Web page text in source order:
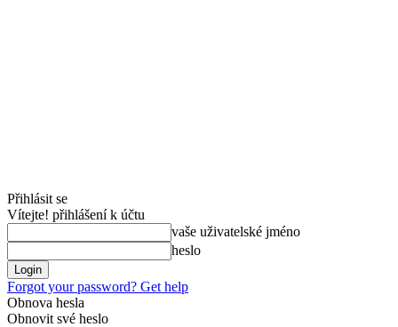
Přihlásit se
Vítejte! přihlášení k účtu
vaše uživatelské jméno
heslo
Forgot your password? Get help
Obnova hesla
Obnovit své heslo